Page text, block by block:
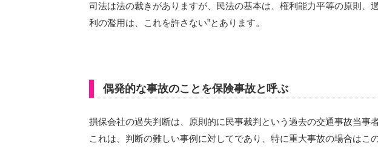
司法は法の裁きがありますが、民法の基本は、権利能力平等の原則、
利の濫用は、これを許さない”とあります。
偶発的な事故のことを保険事故と呼ぶ
損保会社の過失判断は、原則的に民事裁判という過去の交通事故当事
これは、判断の難しい事例に対してであり、特に重大事故の場合はこ